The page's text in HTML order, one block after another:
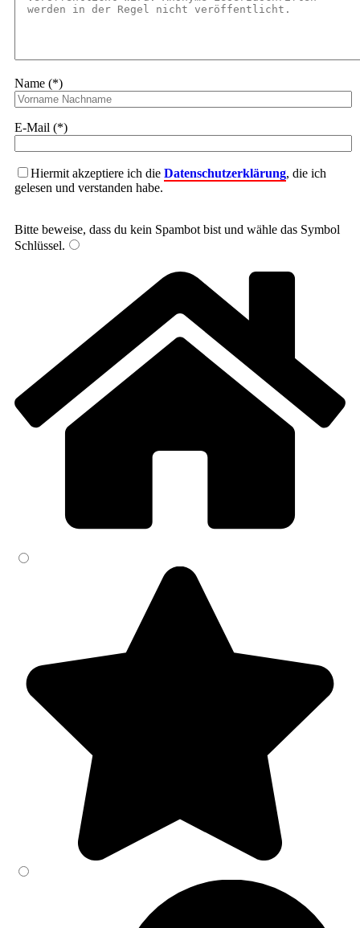
Name (*)
E-Mail (*)
Hiermit akzeptiere ich die Datenschutzerklärung, die ich
gelesen und verstanden habe.
Bitte beweise, dass du kein Spambot bist und wähle das Symbol
Schlüssel.